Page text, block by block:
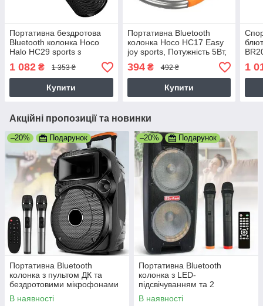
Портативна бездротова
Bluetooth колонка Hoco
Halo HC29 sports з
підсвічуванням та двома
динаміками, Потужність
15Вт, 8,3х8,3х22,0
1 082 ₴ 1 353 ₴
Купити
Портативна Bluetooth
колонка Hoco HC17 Easy
joy sports, Потужність 5Вт,
з медіаплеєром, чорна
394₴ 492 ₴
Купити
1
Акційні пропозиції та новинки
–20% Подарунок
Портативна Bluetooth
колонка з пультом ДК та
бездротовими мікрофонами
100 Вт Su-Kam SU615
В наявності
–20% Подарунок
Портативна Bluetooth
колонка з LED-
підсвічуванням та 2
мікрофонами 150 Вт Su-Kam
1010
В наявності